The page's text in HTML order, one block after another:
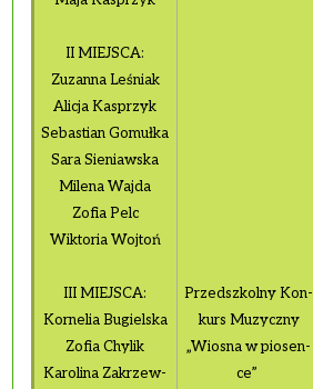
II MIEJ­SCA:
Zu­zan­na Le­śniak
Ali­cja Ka­sprzyk
Se­ba­stian Go­muł­ka
Sara Sie­niaw­ska
Mi­le­na Wajda
Zofia Pelc
Wik­to­ria Woj­toń
III MIEJ­SCA:
Kor­ne­lia Bu­giel­ska
Zofia Chy­lik
Ka­ro­li­na Za­krzew­
Przed­szkol­ny Kon­
kurs Mu­zycz­ny
„Wio­sna w pio­sen­
ce”